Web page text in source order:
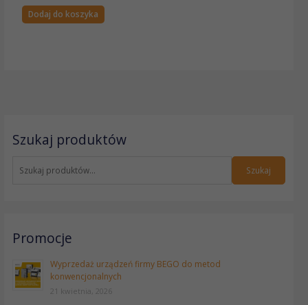
Szukaj produktów
z
Szukaj
Promocje
Wyprzedaż urządzeń firmy BEGO do metod
konwencjonalnych
21 kwietnia, 2026
Dodaj do koszyka